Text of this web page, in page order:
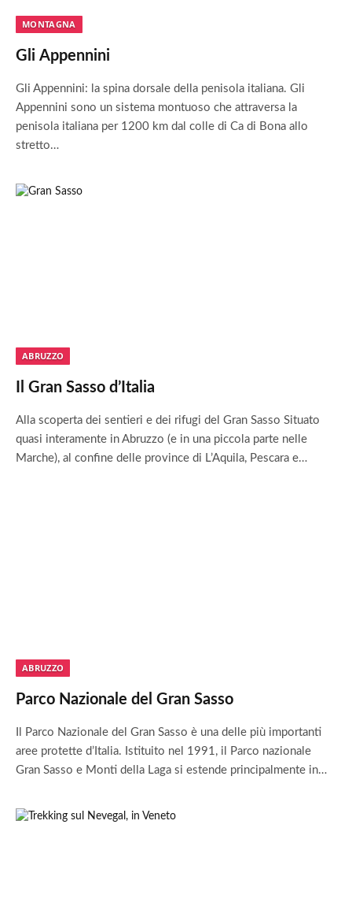
MONTAGNA
Gli Appennini
Gli Appennini: la spina dorsale della penisola italiana. Gli
Appennini sono un sistema montuoso che attraversa la
penisola italiana per 1200 km dal colle di Ca di Bona allo
stretto…
ABRUZZO
Il Gran Sasso d’Italia
Alla scoperta dei sentieri e dei rifugi del Gran Sasso Situato
quasi interamente in Abruzzo (e in una piccola parte nelle
Marche), al confine delle province di L’Aquila, Pescara e…
ABRUZZO
Parco Nazionale del Gran Sasso
Il Parco Nazionale del Gran Sasso è una delle più importanti
aree protette d’Italia. Istituito nel 1991, il Parco nazionale
Gran Sasso e Monti della Laga si estende principalmente in…